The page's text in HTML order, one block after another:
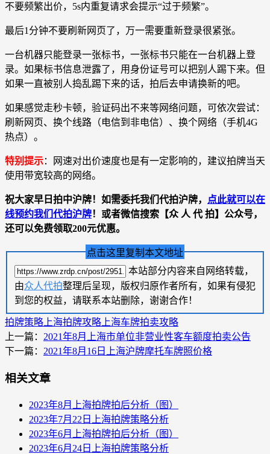
不要频繁出价，5s内重复请求会提示“过于频繁”。
最后1分钟不要刷新网页了，万一需要重新登录很紧张。
一台机器只能登录一张标书，一张标书只能在一台机器上登
录。如果标书信息泄露了，用身份证号可以把别人踢下来。但
如果一直被别人捣乱踢下来的话，拍后去申请换新的吧。
如果感觉走秒卡顿，验证码出不来等网络问题，可依次尝试：
刷新网页、换个线路（电信到非电信）、换个网络（手机4G
热点）。
特别提示：网速对出价速度也是有一定影响的，建议拍牌当天
使用带宽较高的网络。
祝大家早日拍中沪牌！如需委托我们代拍沪牌， 点此就可以在
线预约我们代拍沪牌！或者微信搜索【众 人 代 拍】公众号，
还可以免费领取200元优惠。
点击这里复制本文地址
本站部分内容来自网络转载，
由众人代拍整理后呈现，版权归原作者所有，如果有侵犯
到您的权益，请联系本站删除，谢谢合作！
拍牌策略 上海拍牌攻略 上海车牌拍卖攻略
上一篇： 2021年8月上海市单位非营业性客车额度拍卖公告
下一篇： 2021年8月16日上海沪牌摩托车牌照价格
相关文章
2023年8月上海拍牌拍后分析（图）
2023年7月22日上海拍牌策略分析
2023年6月上海拍牌拍后分析（图）
2023年6月24日上海拍牌策略分析